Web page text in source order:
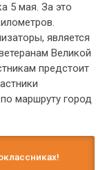
5 мая. За это
является
Великой
предстоит
маршруту город